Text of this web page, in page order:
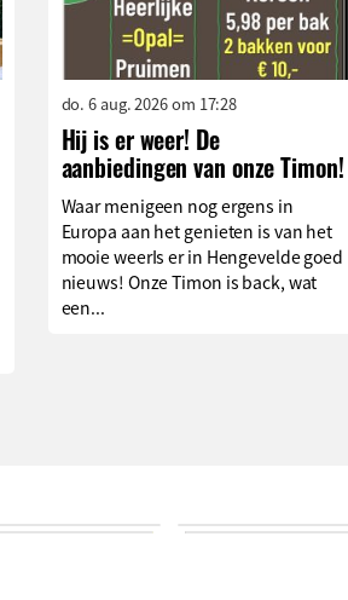
do. 6 aug. 2026 om 17:28
Hij is er weer! De
aanbiedingen van onze Timon!
Waar menigeen nog ergens in
Europa aan het genieten is van het
mooie weerIs er in Hengevelde goed
nieuws! Onze Timon is back, wat
een...